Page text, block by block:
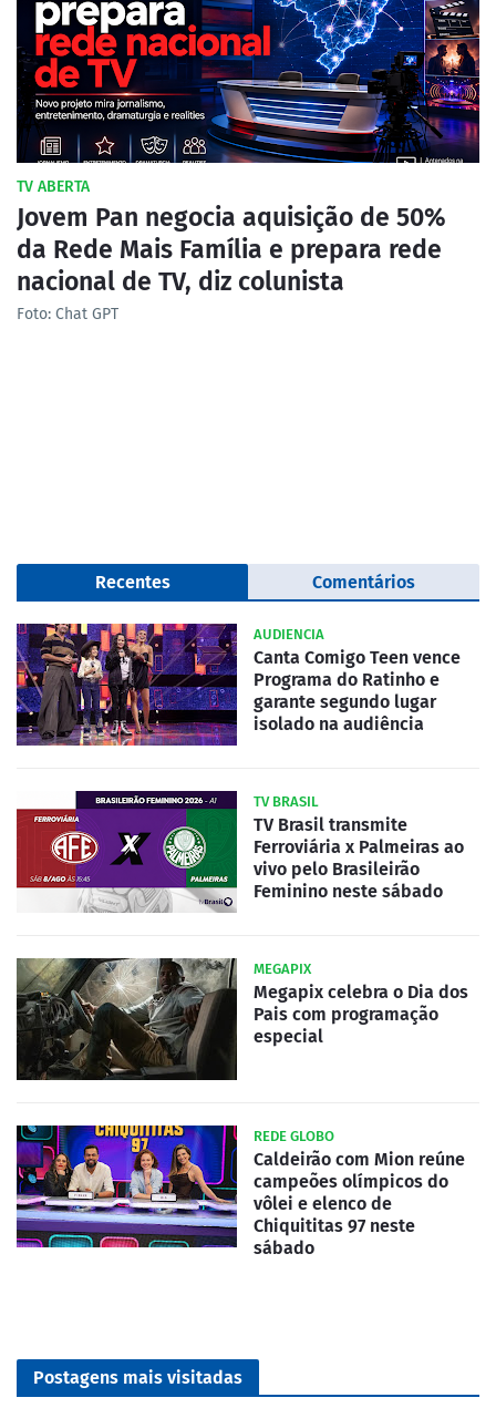
TV ABERTA
Jovem Pan negocia aquisição de 50%
da Rede Mais Família e prepara rede
nacional de TV, diz colunista
Foto: Chat GPT
Recentes Comentários
AUDIENCIA
Canta Comigo Teen vence
Programa do Ratinho e
garante segundo lugar
isolado na audiência
TV BRASIL
TV Brasil transmite
Ferroviária x Palmeiras ao
vivo pelo Brasileirão
Feminino neste sábado
MEGAPIX
Megapix celebra o Dia dos
Pais com programação
especial
REDE GLOBO
Caldeirão com Mion reúne
campeões olímpicos do
vôlei e elenco de
Chiquititas 97 neste
sábado
Postagens mais visitadas